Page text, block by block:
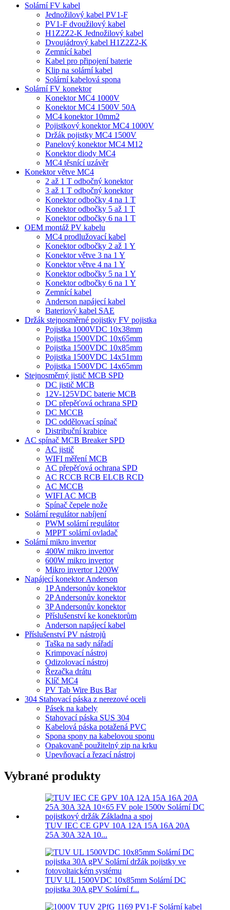
Solární FV kabel
Jednožilový kabel PV1-F
PV1-F dvoužilový kabel
H1Z2Z2-K Jednožilový kabel
Dvoujádrový kabel H1Z2Z2-K
Zemnící kabel
Kabel pro připojení baterie
Klip na solární kabel
Solární kabelová spona
Solární FV konektor
Konektor MC4 1000V
Konektor MC4 1500V 50A
MC4 konektor 10mm2
Pojistkový konektor MC4 1000V
Držák pojistky MC4 1500V
Panelový konektor MC4 M12
Konektor diody MC4
MC4 těsnící uzávěr
Konektor větve MC4
2 až 1 T odbočný konektor
3 až 1 T odbočný konektor
Konektor odbočky 4 na 1 T
Konektor odbočky 5 až 1 T
Konektor odbočky 6 na 1 T
OEM montáž PV kabelu
MC4 prodlužovací kabel
Konektor odbočky 2 až 1 Y
Konektor větve 3 na 1 Y
Konektor větve 4 na 1 Y
Konektor odbočky 5 na 1 Y
Konektor odbočky 6 na 1 Y
Zemnící kabel
Anderson napájecí kabel
Bateriový kabel SAE
Držák stejnosměrné pojistky FV pojistka
Pojistka 1000VDC 10x38mm
Pojistka 1500VDC 10x65mm
Pojistka 1500VDC 10x85mm
Pojistka 1500VDC 14x51mm
Pojistka 1500VDC 14x65mm
Stejnosměrný jistič MCB SPD
DC jistič MCB
12V-125VDC baterie MCB
DC přepěťová ochrana SPD
DC MCCB
DC oddělovací spínač
Distribuční krabice
AC spínač MCB Breaker SPD
AC jistič
WIFI měření MCB
AC přepěťová ochrana SPD
AC RCCB RCB ELCB RCD
AC MCCB
WIFI AC MCB
Spínač čepele nože
Solární regulátor nabíjení
PWM solární regulátor
MPPT solární ovladač
Solární mikro invertor
400W mikro invertor
600W mikro invertor
Mikro invertor 1200W
Napájecí konektor Anderson
1P Andersonův konektor
2P Andersonův konektor
3P Andersonův konektor
Příslušenství ke konektorům
Anderson napájecí kabel
Příslušenství PV nástrojů
Taška na sady nářadí
Krimpovací nástroj
Odizolovací nástroj
Řezačka drátu
Klíč MC4
PV Tab Wire Bus Bar
304 Stahovací páska z nerezové oceli
Pásek na kabely
Stahovací páska SUS 304
Kabelová páska potažená PVC
Spona spony na kabelovou sponu
Opakovaně použitelný zip na krku
Upevňovací a řezací nástroj
Vybrané produkty
TUV IEC CE GPV 10A 12A 15A 16A 20A
25A 30A 32A 10...
TUV UL 1500VDC 10x85mm Solární DC
pojistka 30A gPV Solární f...